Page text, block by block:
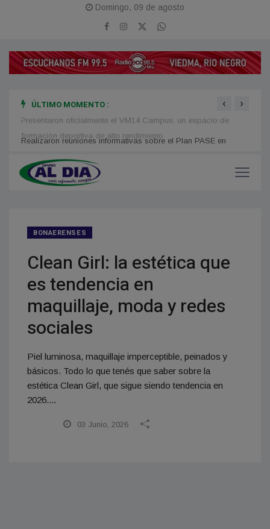
Domingo, 09 de agosto
ÚLTIMO MOMENTO :
barrios populares
Presentaron oficialmente el VM14 Campus, un espacio de
formación deportiva de alto rendimiento
‹ ›
BONAERENSES
Clean Girl: la estética que
es tendencia en
maquillaje, moda y redes
sociales
Piel luminosa, maquillaje imperceptible, peinados y
básicos. Todo lo que tenés que saber sobre la
estética Clean Girl, que sigue siendo tendencia en
2026....
03 Junio, 2026